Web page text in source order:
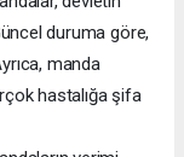
duruma göre,
manda
hastalığa şifa